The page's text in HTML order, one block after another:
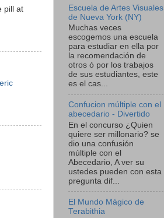
pill at
Escuela de Artes Visuales
de Nueva York (NY)
Muchas veces
escogemos una escuela
para estudiar en ella por
la recomendación de
otros ó por los trabajos
de sus estudiantes, este
es el cas...
Confucion múltiple con el
abecedario - Divertido
En el concurso ¿Quien
quiere ser millonario? se
dio una confusión
múltiple con el
Abecedario, A ver su
ustedes pueden con esta
pregunta dif...
El Mundo Mágico de
Terabithia